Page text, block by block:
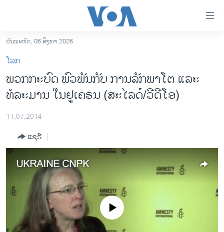
ເຂົ້າ
ຫາ
ຂ້າມ
ຂ້າມ
ຫາ
ອາເມຣິກາ
ການເລືອກຕັ້ງ ປະທານາທີບໍດີ ສະຫະລັດ 2024
ຂ່າວ​ຈີນ
ໂລກ
ເອເຊຍ
ອິດສະຫຼະພາບດ້ານການຂ່າວ
ຊີວິດຊາວລາວ
ຊຸມຊົນຊາວລາວ
ວັນພະຫັດ, 06 ສິງຫາ 2026
ໂລກ
ພວກກະບົດ ພົວພັນກັບ ການລັກພາໂຕ ແລະ
ທໍລະມານ ໃນຢູເຄຣນ (ສະໄລດ໌/ວີດີໂອ)
11,07,2014
ແຊຣ໌
UKRAINE CNPK
No media source currently available